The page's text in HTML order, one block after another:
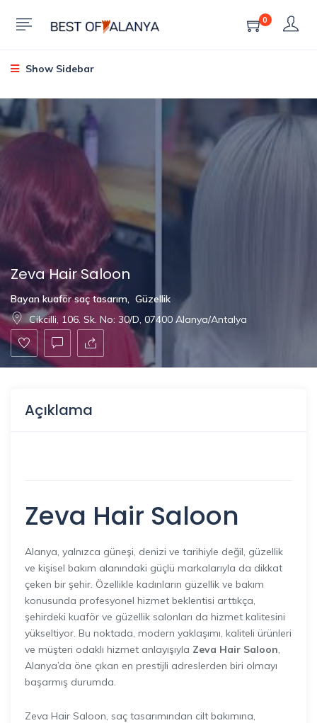
0
Show Sidebar
Zeva Hair Saloon
Bayan kuaför saç tasarım, Güzellik
Cikcilli, 106. Sk. No: 30/D, 07400 Alanya/Antalya
Açıklama
Zeva Hair Saloon
Alanya, yalnızca güneşi, denizi ve tarihiyle değil, güzellik
ve kişisel bakım alanındaki güçlü markalarıyla da dikkat
çeken bir şehir. Özellikle kadınların güzellik ve bakım
konusunda profesyonel hizmet beklentisi arttıkça,
şehirdeki kuaför ve güzellik salonları da hizmet kalitesini
yükseltiyor. Bu noktada, modern yaklaşımı, kaliteli ürünleri
ve müşteri odaklı hizmet anlayışıyla Zeva Hair Saloon
Alanya’da öne çıkan en prestijli adreslerden biri olmayı
başarmış durumda.
Zeva Hair Saloon, saç tasarımından cilt bakımına,